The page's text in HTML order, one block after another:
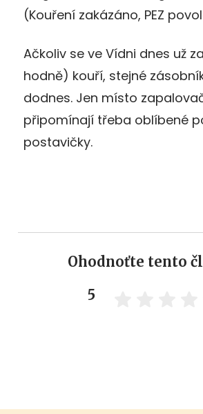
(Kouření zakázáno, PEZ
Ačkoliv se ve Vídni dnes už
hodně) kouří, stejné
dodnes. Jen místo
připomínají třeba oblíbené
postavičky.
Ohodnoťte tento
5